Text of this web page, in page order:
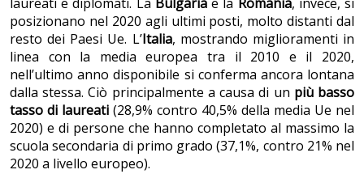
posizionano nel 2020 agli ultimi posti, molto distanti dal
resto dei Paesi Ue. L’Italia, mostrando miglioramenti in
linea con la media europea tra il 2010 e il 2020,
nell’ultimo anno disponibile si conferma ancora lontana
dalla stessa. Ciò principalmente a causa di un più basso
tasso di laureati (28,9% contro 40,5% della media Ue nel
2020) e di persone che hanno completato al massimo la
scuola secondaria di primo grado (37,1%, contro 21% nel
2020 a livello europeo).